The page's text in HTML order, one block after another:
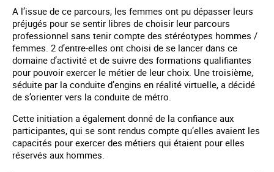
A l’issue de ce parcours, les femmes ont pu dépasser leurs
préjugés pour se sentir libres de choisir leur parcours
professionnel sans tenir compte des stéréotypes hommes /
femmes. 2 d’entre-elles ont choisi de se lancer dans ce
domaine d’activité et de suivre des formations qualifiantes
pour pouvoir exercer le métier de leur choix. Une troisième,
séduite par la conduite d’engins en réalité virtuelle, a décidé
de s’orienter vers la conduite de métro.
Cette initiation a également donné de la confiance aux
participantes, qui se sont rendus compte qu’elles avaient les
capacités pour exercer des métiers qui étaient pour elles
réservés aux hommes.